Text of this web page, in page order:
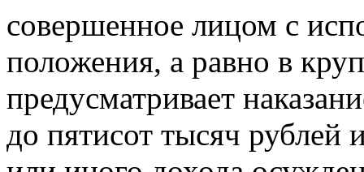
совершенное лицом с
положения, а равно в
предусматривает
до пятисот тысяч рублей